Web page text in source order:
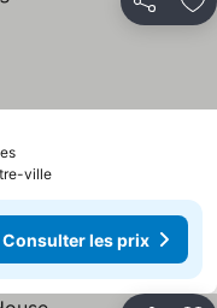
Partager
ville
Consulter les prix